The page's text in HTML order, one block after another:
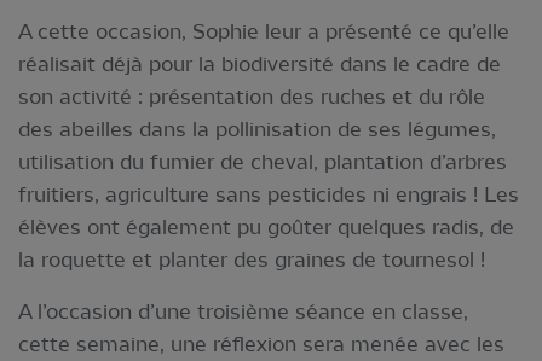
A cette occasion, Sophie leur a présenté ce qu’elle
réalisait déjà pour la biodiversité dans le cadre de
son activité : présentation des ruches et du rôle
des abeilles dans la pollinisation de ses légumes,
utilisation du fumier de cheval, plantation d’arbres
fruitiers, agriculture sans pesticides ni engrais ! Les
élèves ont également pu goûter quelques radis, de
la roquette et planter des graines de tournesol !
A l’occasion d’une troisième séance en classe,
cette semaine, une réflexion sera menée avec les